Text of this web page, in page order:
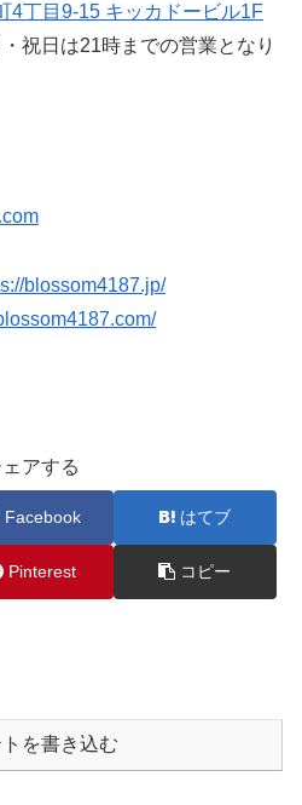
4丁目9-15 キッカドービル1F
祝日は21時までの営業となり
blossom4187.jp/
ェアする
Facebook はてブ
Pinterest コピー
を書き込む